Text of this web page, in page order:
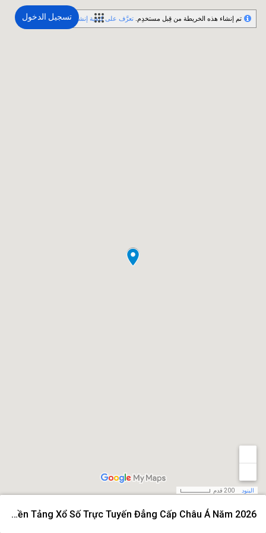
تسجيل الدخول
Xoso66 – Nền Tảng Xổ Số Trực Tuyến Đẳng Cấp Châu Á Năm 2026
البنود 200 قدم
تم إنشاء هذه الخريطة من قِبل مستخدِم. تعرَّف على كيفية إنشاء خريطتك.